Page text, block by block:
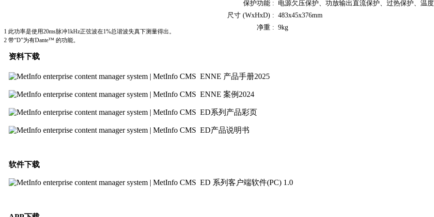
保护功能 : 电源欠压保护、功放输出直流保护、过热保护、温
尺寸 (WxHxD) : 483x45x376mm
净重 : 9kg
1 此功率是使用20ms脉冲1kHz正弦波在1%总谐波失真下测量得出。
2 带“D”为有Dante™ 的功能。
资料下载
ENNE 产品手册2025
ENNE 案例2024
ED系列产品彩页
ED产品说明书
软件下载
ED 系列客户端软件(PC) 1.0